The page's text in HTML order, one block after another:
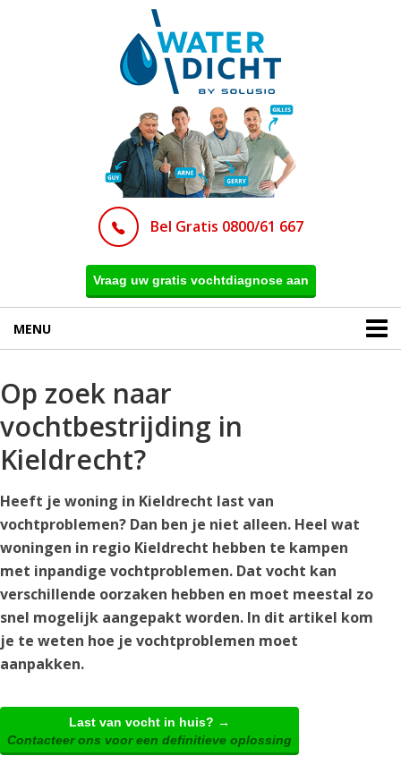
Bel Gratis 0800/61 667
Vraag uw gratis vochtdiagnose aan
MENU
Op zoek naar
vochtbestrijding in
Kieldrecht?
Heeft je woning in Kieldrecht last van
vochtproblemen? Dan ben je niet alleen. Heel wat
woningen in regio Kieldrecht hebben te kampen
met inpandige vochtproblemen. Dat vocht kan
verschillende oorzaken hebben en moet meestal zo
snel mogelijk aangepakt worden. In dit artikel kom
je te weten hoe je vochtproblemen moet
aanpakken.
Last van vocht in huis? →
Contacteer ons voor een definitieve oplossing